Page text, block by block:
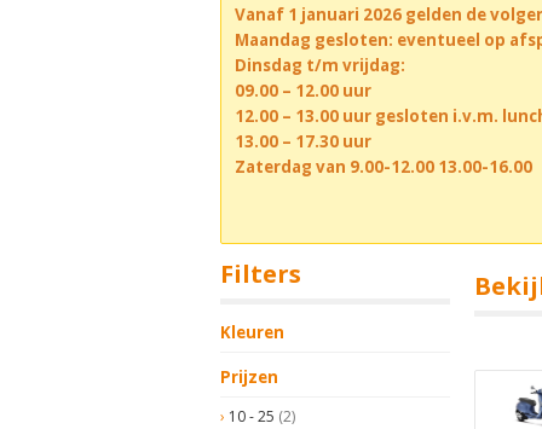
Vanaf 1 januari 2026 gelden de
Maandag gesloten: eventueel op
Dinsdag t/m vrijdag:
09.00 – 12.00 uur
12.00 – 13.00 uur gesloten i.v.m.
13.00 – 17.30 uur
Zaterdag van 9.00-12.00 13.00-16.00
Filters
Kleuren
Prijzen
10 - 25 (2)